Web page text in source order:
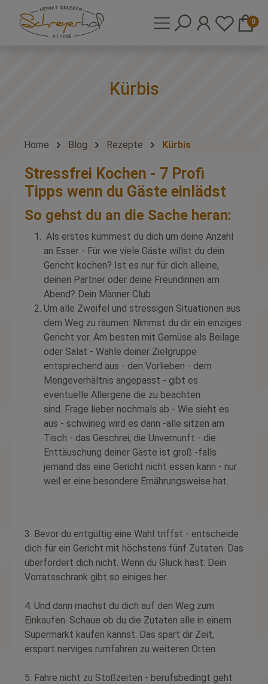
0
Kürbis
Home Blog Rezepte Kürbis
Stressfrei Kochen - 7 Profi
Tipps wenn du Gäste einlädst
So gehst du an die Sache heran:
Als erstes kümmest du dich um deine Anzahl
an Esser - Für wie viele Gäste willst du dein
Gericht kochen? Ist es nur für dich alleine,
deinen Partner oder deine Freundinnen am
Abend? Dein Männer Club
Um alle Zweifel und stressigen Situationen aus
dem Weg zu räumen: Nimmst du dir ein einziges
Gericht vor. Am besten mit Gemüse als Beilage
oder Salat - Wähle deiner Zielgruppe
entsprechend aus - den Vorlieben - dem
Mengeverhältnis angepasst - gibt es
eventuelle Allergene die zu beachten
sind. Frage lieber nochmals ab - Wie sieht es
aus - schwirieg wird es dann -alle sitzen am
Tisch - das Geschrei, die Unvernunft - die
Enttäuschung deiner Gäste ist groß -falls
jemand das eine Gericht nicht essen kann - nur
weil er eine besondere Ernährungsweise hat.
3. Bevor du entgültig eine Wahl triffst - entscheide
dich für ein Gericht mit höchstens fünf Zutaten. Das
überfordert dich nicht. Wenn du Glück hast: Dein
Vorratsschrank gibt so einiges her.
4. Und dann machst du dich auf den Weg zum
Einkaufen. Schaue ob du die Zutaten alle in einem
Supermarkt kaufen kannst. Das spart dir Zeit,
erspart nerviges rumfahren zu weiteren Orten.
5. Fahre nicht zu Stoßzeiten - berufsbedingt geht